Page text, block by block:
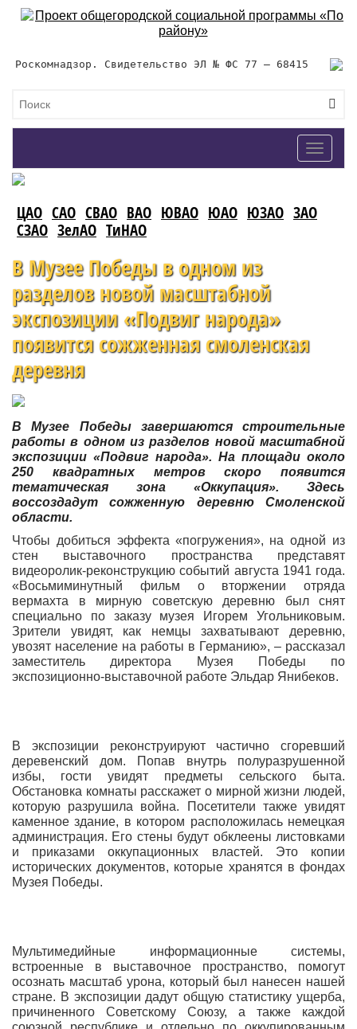
Роскомнадзор. Свидетельство ЭЛ № ФС 77 – 68415
Toggle
ЦАО САО СВАО ВАО ЮВАО ЮАО ЮЗАО ЗАО
СЗАО ЗелАО ТиНАО
В Музее Победы в одном из
разделов новой масштабной
экспозиции «Подвиг народа»
появится сожженная смоленская
деревня
В Музее Победы завершаются строительные
работы в одном из разделов новой масштабной
экспозиции «Подвиг народа». На площади около
250 квадратных метров скоро появится
тематическая зона «Оккупация». Здесь
воссоздадут сожженную деревню Смоленской
области.
Чтобы добиться эффекта «погружения», на одной из
стен выставочного пространства представят
видеоролик-реконструкцию событий августа 1941 года.
«Восьмиминутный фильм о вторжении отряда
вермахта в мирную советскую деревню был снят
специально по заказу музея Игорем Угольниковым.
Зрители увидят, как немцы захватывают деревню,
увозят население на работы в Германию», – рассказал
заместитель директора Музея Победы по
экспозиционно-выставочной работе Эльдар Янибеков.
В экспозиции реконструируют частично сгоревший
деревенский дом. Попав внутрь полуразрушенной
избы, гости увидят предметы сельского быта.
Обстановка комнаты расскажет о мирной жизни людей,
которую разрушила война. Посетители также увидят
каменное здание, в котором расположилась немецкая
администрация. Его стены будут обклеены листовками
и приказами оккупационных властей. Это копии
исторических документов, которые хранятся в фондах
Музея Победы.
Мультимедийные информационные системы,
встроенные в выставочное пространство, помогут
осознать масштаб урона, который был нанесен нашей
стране. В экспозиции дадут общую статистику ущерба,
причиненного Советскому Союзу, а также каждой